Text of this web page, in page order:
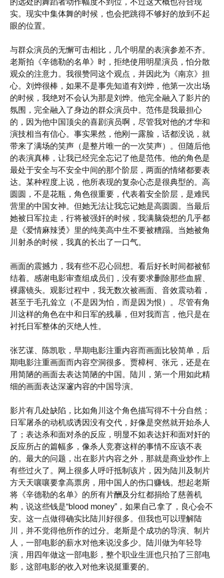
的远处的舞蹈者动作幅度不到位，不过这大概也符合现
实。现实中集体舞的时候，也会把跳得不够好的放到不起
眼的位置。
与群众演员的无懈可击相比，几个明星的表演参差不齐。
老斯拍《辛德勒的名单》时，拒绝使用明星演员，怕分散
观众的注意力。我很赞同这个观点，并因此为《南京》担
心。刘烨很棒，如果不是事先知道有刘烨，他第一次出场
的时候，我绝对不会认为那是刘烨。他完全融入了影片的
氛围，完全融入了身边的群众演员中。范伟是我最担心
的，因为他中国顶尖的喜剧演员啊，尽管我对他的才华和
演技相当有信心。事实果然，他刚一露脸，话都没说，就
带来了满场的笑声（是整片唯一的一次笑声）。但随后他
的表演真棒，让我已经完全忘记了他是范伟。他的角色是
最处于安全与不安全中间的那个阶层，两面的情绪都要表
达。某种程度上说，他所表现的复杂心态是很典型的。高
圆圆，不是花瓶，角色很重要，代表着安全阶层，是难民
营里的中国女神。但她无法让我忘记她是高圆圆。当最后
她被日军拉走，行将被强奸的时候，我满脑袋想的几乎都
是《爱情麻辣烫》里的纯美高中生不要被糟蹋。当她被角
川射杀的时候，我真的长出了一口气。
画面的震撼力，我有些不忍心回想。看后好长时间都被郁
结着。感谢电影审查组成员们，没有要求删除那些血腥、
裸露镜头。观影过程中，我无数次被画面、音效震动着，
甚至于毛孔耸立（不是因为怕，而是因为恨）。尽管有角
川这样的角色在中和日军的残暴，但对我而言，他只是在
衬托日军整体的灭绝人性。
张艺谋、陈凯歌，早期电影注重内容而画面比较简单，后
期电影注重画面而内容空洞很多。贾樟柯、张元，还是在
用简陋的画面去表达简陋的中国。陆川，第一个用如此精
细的画面表达深邃内容的中国导演。
影片有几处缺陷，比如角川这个角色描写得不十分自然；
日军屠杀的动机或诱因没有交代，好像是突然就开始杀人
了；表达杀和面对杀的反应，明显不如表达奸和面对奸的
反应所占的篇幅多，像杀人竞赛这样的事情不应该不表
的。最大的问题，出在影片内容之外，那就是商业炒作上
有些过火了。网上很多人呼吁抵制该片，因为陆川及制片
方天天嚷嚷要拿高票房，用中国人的伤口赚钱。想起老斯
将《辛德勒的名单》的所有片酬及分红都捐给了慈善机
构，说这些钱是“blood money”，如果自己拿了，良心会不
安。这一点做得确实比陆川好很多。但我也可以理解陆
川，并不觉得他所作的过分。老斯是个成功的导演、制片
人，一部电影的薪水对他来说没多少。陆川做为年轻导
演，用四年做这一部电影，整个职业生涯也只拍了三部电
影，这部电影的收入对他来说挺重要的。